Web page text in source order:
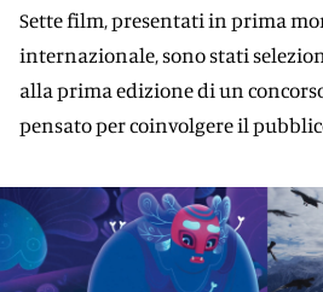
Sette film, presentati in prima
internazionale, sono stati
alla prima edizione di un
pensato per coinvolgere il